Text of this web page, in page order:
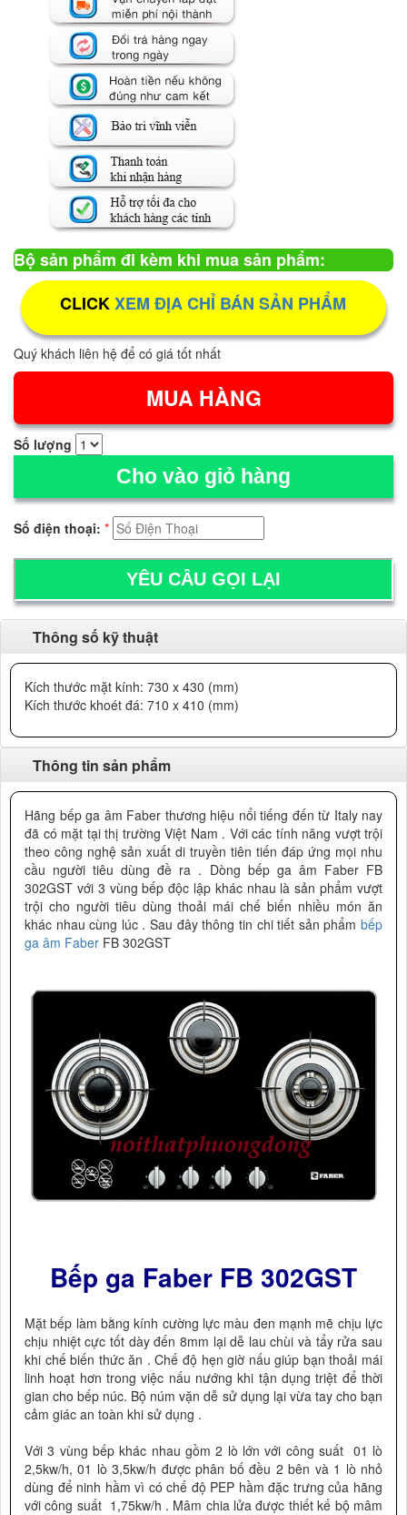
Bộ sản phẩm đi kèm khi mua sản phẩm:
CLICKXEM ĐỊA CHỈ BÁN SẢN PHẨM
Quý khách liên hệ để có giá tốt nhất
Số lượng
Cho vào giỏ hàng
Số điện thoại: *
Thông số kỹ thuật
Kích thước mặt kính: 730 x 430 (mm)
Kích thước khoét đá: 710 x 410 (mm)
Thông tin sản phẩm
Hãng bếp ga âm Faber thương hiệu nổi tiếng đến từ Italy nay
đã có mặt tại thị trường Việt Nam . Với các tính năng vượt trội
theo công nghệ sản xuất di truyền tiên tiến đáp ứng mọi nhu
cầu người tiêu dùng đề ra . Dòng bếp ga âm Faber FB
302GST với 3 vùng bếp độc lập khác nhau là sản phẩm vượt
trội cho người tiêu dùng thoải mái chế biến nhiều món ăn
khác nhau cùng lúc . Sau đây thông tin chi tiết sản phẩm bếp
ga âm Faber FB 302GST
Bếp ga Faber FB 302GST
Mặt bếp làm bằng kính cường lực màu đen mạnh mẽ chịu lực
chịu nhiệt cực tốt dày đến 8mm lại dễ lau chùi và tẩy rửa sau
khi chế biến thức ăn . Chế độ hẹn giờ nấu giúp bạn thoải mái
linh hoạt hơn trong việc nấu nướng khi tận dụng triệt để thời
gian cho bếp núc. Bộ núm vặn dễ sử dụng lại vừa tay cho bạn
cảm giác an toàn khi sử dụng .
Với 3 vùng bếp khác nhau gồm 2 lò lớn với công suất 01 lò
2,5kw/h, 01 lò 3,5kw/h được phân bố đều 2 bên và 1 lò nhỏ
dùng để ninh hầm vì có chế độ PEP hầm đặc trưng của hãng
với công suất 1,75kw/h . Mâm chia lửa được thiết kế bộ mâm